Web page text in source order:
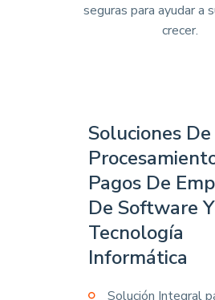
seguras para ayudar a
crecer.
Soluciones De
Pagos De
De Software Y
Tecnología
Informática
Solución Integral